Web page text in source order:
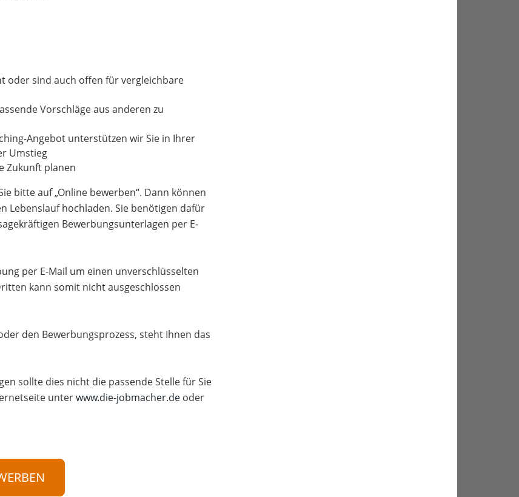
oder sind auch offen für vergleichbare
Vorschläge aus anderen zu
Angebot unterstützen wir Sie in Ihrer
Umstieg
Zukunft planen
bitte auf „Online bewerben“. Dann können
Lebenslauf hochladen. Sie benötigen dafür
Bewerbungsunterlagen per E-
per E-Mail um einen unverschlüsselten
kann somit nicht ausgeschlossen
den Bewerbungsprozess, steht Ihnen das
sollte dies nicht die passende Stelle für Sie
unterwww.die-jobmacher.de oder